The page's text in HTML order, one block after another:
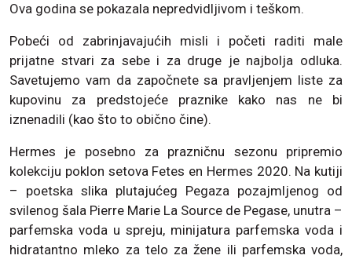
Ova godina se pokazala nepredvidljivom i teškom.
Pobeći od zabrinjavajućih misli i početi raditi male
prijatne stvari za sebe i za druge je najbolja odluka.
Savetujemo vam da započnete sa pravljenjem liste za
kupovinu za predstojeće praznike kako nas ne bi
iznenadili (kao što to obično čine).
Hermes je posebno za prazničnu sezonu pripremio
kolekciju poklon setova Fetes en Hermes 2020. Na kutiji
– poetska slika plutajućeg Pegaza pozajmljenog od
svilenog šala Pierre Marie La Source de Pegase, unutra –
parfemska voda u spreju, minijatura parfemska voda i
hidratantno mleko za telo za žene ili parfemska voda,